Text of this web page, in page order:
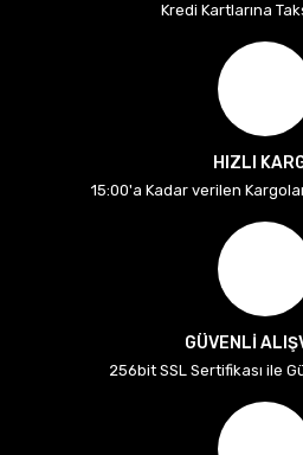
Kredi Kartlarına
HIZLI
15:00'a Kadar verilen
GÜVENLİ
256bit SSL Sertifikası ile